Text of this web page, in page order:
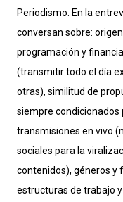
Periodismo. En la
conversan sobre:
programación y
(transmitir todo el día
otras), similitud de
siempre condicionados
transmisiones en vivo
sociales para la
contenidos), géneros y
estructuras de trabajo